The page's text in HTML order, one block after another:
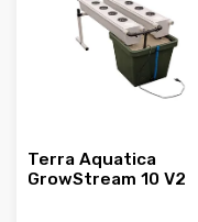
Terra Aquatica
GrowStream 10 V2